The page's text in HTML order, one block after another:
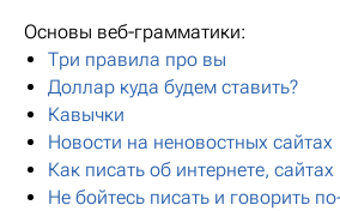
Основы веб-грамматики:
Три правила про вы
Доллар куда будем ставить?
Кавычки
Новости на неновостных сайтах
Как писать об интернете,
Не бойтесь писать и говорить